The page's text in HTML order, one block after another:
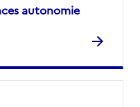
autonomie